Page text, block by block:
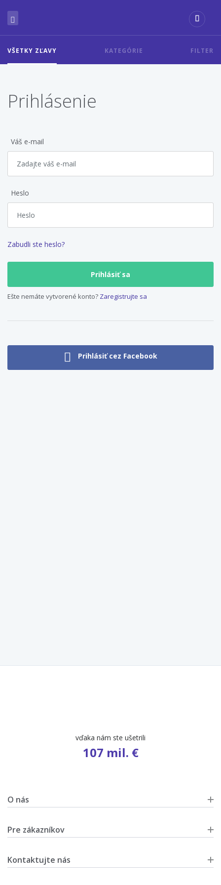
VŠETKY ZĽAVY KATEGÓRIE FILTER
Prihlásenie
Váš e-mail
Heslo
Zabudli ste heslo?
Ešte nemáte vytvorené konto? Zaregistrujte sa
Prihlásiť cez Facebook
vďaka nám ste ušetrili
107 mil. €
O nás
Pre zákazníkov
Kontaktujte nás